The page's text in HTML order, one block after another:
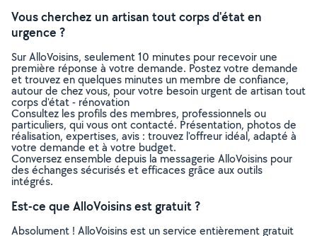
Vous cherchez un artisan tout corps d'état en
urgence ?
Sur AlloVoisins, seulement 10 minutes pour recevoir une
première réponse à votre demande. Postez votre demande
et trouvez en quelques minutes un membre de confiance,
autour de chez vous, pour votre besoin urgent de artisan tout
corps d'état - rénovation
Consultez les profils des membres, professionnels ou
particuliers, qui vous ont contacté. Présentation, photos de
réalisation, expertises, avis : trouvez l'offreur idéal, adapté à
votre demande et à votre budget.
Conversez ensemble depuis la messagerie AlloVoisins pour
des échanges sécurisés et efficaces grâce aux outils
intégrés.
Est-ce que AlloVoisins est gratuit ?
Absolument ! AlloVoisins est un service entièrement gratuit